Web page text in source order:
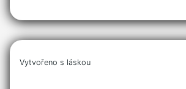
Vytvořeno s láskou